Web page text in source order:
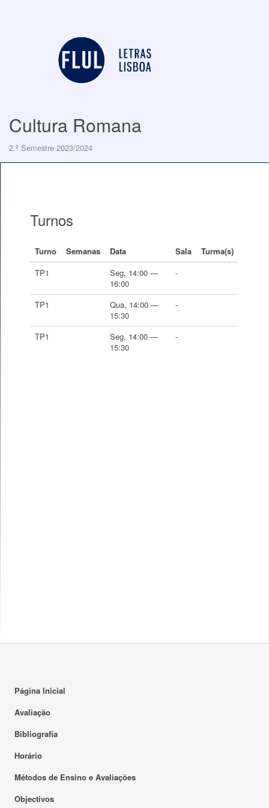
Cultura Romana
2.º Semestre 2023/2024
Turnos
Turno Semanas Data Sala
Turma(s)
TP1
Seg, 14:00 —
16:00
-
TP1
Qua, 14:00 —
15:30
-
TP1
Seg, 14:00 —
15:30
-
Página Inicial
Avaliação
Bibliografia
Horário
Métodos de Ensino e Avaliações
Objectivos